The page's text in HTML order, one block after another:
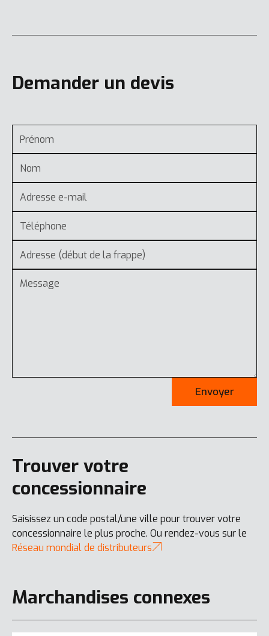
Demander un devis
Envoyer
Trouver votre
concessionnaire
Saisissez un code postal/une ville pour trouver votre
concessionnaire le plus proche. Ou rendez-vous sur le
Réseau mondial de distributeurs
Marchandises connexes